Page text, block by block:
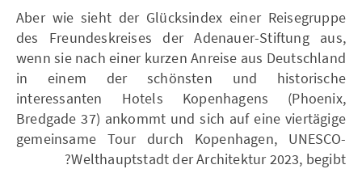
Aber wie sieht der Glücksindex einer Reisegruppe
des Freundeskreises der Adenauer-Stiftung aus,
wenn sie nach einer kurzen Anreise aus Deutschland
in einem der schönsten und historische
interessanten Hotels Kopenhagens (Phoenix,
Bredgade 37) ankommt und sich auf eine viertägige
gemeinsame Tour durch Kopenhagen, UNESCO-
Welthauptstadt der Architektur 2023, begibt?